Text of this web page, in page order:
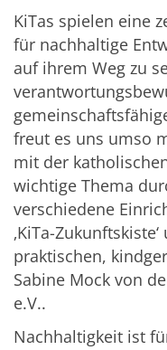
KiTas spielen eine
für nachhaltige
auf ihrem Weg zu
freut es uns umso
mit der
wichtige Thema
verschiedene
‚KiTa-
praktischen,
Sabine Mock von
e.V..
Nachhaltigkeit ist